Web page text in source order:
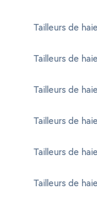
Tailleurs de
Tailleurs de
Tailleurs de
Tailleurs de
Tailleurs de
Tailleurs de